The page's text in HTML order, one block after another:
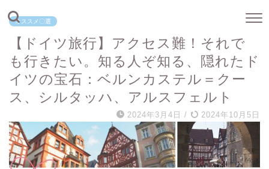
オススメ〇選
【ドイツ旅行】アクセス難！それで
も行きたい。知る人ぞ知る、隠れたド
イツの宝石：ベルンカステル＝クー
ス、シルタッハ、アルスフェルト
2024年3月4日 / 2024年10月5日